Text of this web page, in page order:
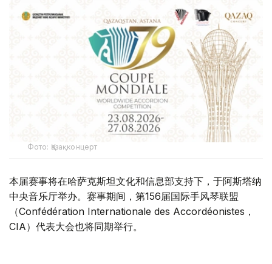
Фото: Қазақконцерт
本届赛事将在哈萨克斯坦文化和信息部支持下，于阿斯塔纳
中央音乐厅举办。赛事期间，第156届国际手风琴联盟
（Confédération Internationale des Accordéonistes，
CIA）代表大会也将同期举行。